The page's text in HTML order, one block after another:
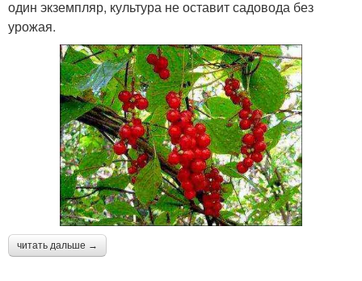
один экземпляр, культура не оставит садовода без
урожая.
читать дальше →